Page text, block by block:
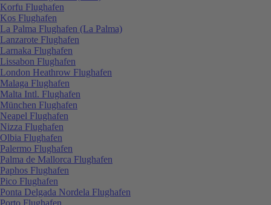
Korfu Flughafen
Kos Flughafen
La Palma Flughafen (La Palma)
Lanzarote Flughafen
Larnaka Flughafen
Lissabon Flughafen
London Heathrow Flughafen
Malaga Flughafen
Malta Intl. Flughafen
München Flughafen
Neapel Flughafen
Nizza Flughafen
Olbia Flughafen
Palermo Flughafen
Palma de Mallorca Flughafen
Paphos Flughafen
Pico Flughafen
Ponta Delgada Nordela Flughafen
Porto Flughafen